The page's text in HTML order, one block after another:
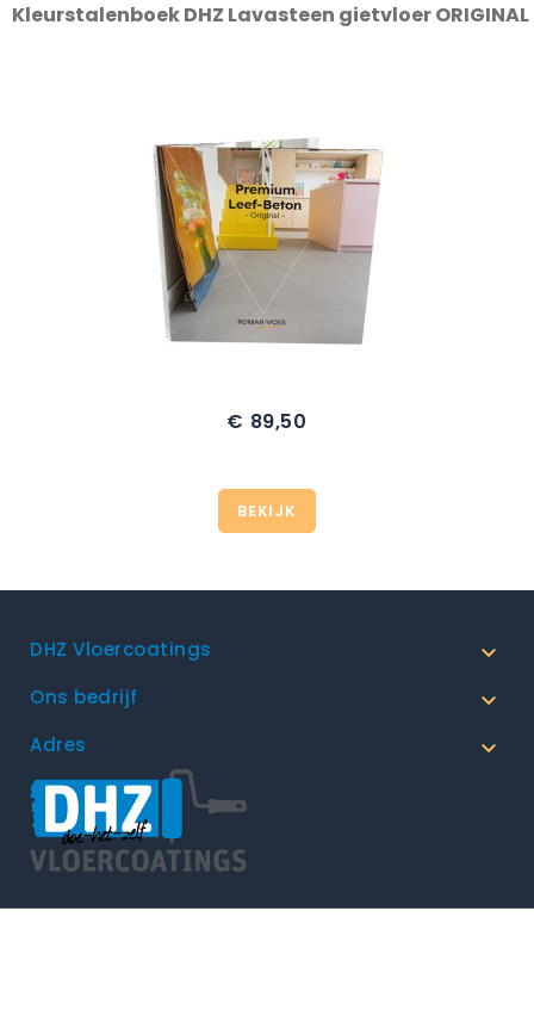
Kleurstalenboek DHZ Lavasteen gietvloer ORIGINAL
Prijs
€ 89,50
BEKIJK
DHZ Vloercoatings 
Ons bedrijf 
Adres 